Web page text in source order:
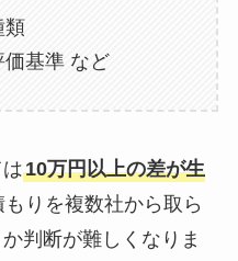
類
基準 など
10万円以上の差が生
りを複数社から取ら
判断が難しくなりま